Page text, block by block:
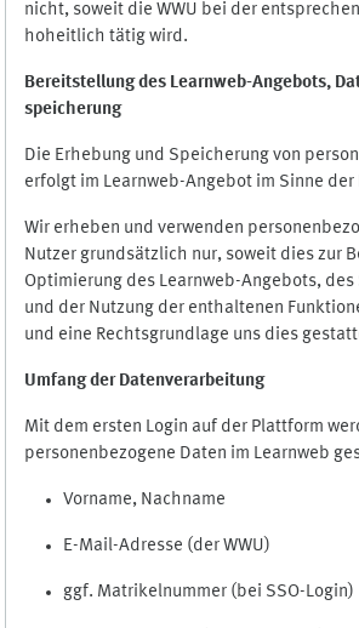
nicht, soweit die WWU bei der
hoheitlich tätig wird.
Bereitstellung des Learnweb-Angebots,
speicherung
Die Erhebung und Speicherung von
erfolgt im Learnweb-Angebot im Sinne
Wir erheben und verwenden
Nutzer grundsätzlich nur, soweit dies zur
Optimierung des Learnweb-Angebots,
und der Nutzung der enthaltenen
und eine Rechtsgrundlage uns dies
Umfang der Datenverarbeitung
Mit dem ersten Login auf der Plattform
personenbezogene Daten im Learnweb
Vorname, Nachname
E-Mail-Adresse (der WWU)
ggf. Matrikelnummer (bei SSO-Login)